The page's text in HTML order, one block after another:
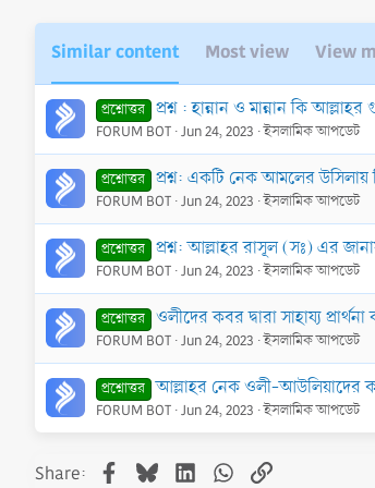
Similar content Most view View
প্রশ্নোত্তর প্রশ্ন : হান্নান ও মান্নান কি
FORUM BOT Jun 24, 2023 ইসলামিক আপডেট
প্রশ্নোত্তর প্রশ্ন: একটি নেক আমলের উসিলায়
FORUM BOT Jun 24, 2023 ইসলামিক আপডেট
প্রশ্নোত্তর প্রশ্ন: আল্লাহর রাসূল (সঃ) এর
FORUM BOT Jun 24, 2023 ইসলামিক আপডেট
প্রশ্নোত্তর ওলীদের কবর দ্বারা সাহায্য
FORUM BOT Jun 24, 2023 ইসলামিক আপডেট
প্রশ্নোত্তর আল্লাহর নেক ওলী-আউলিয়াদের
FORUM BOT Jun 24, 2023 ইসলামিক আপডেট
Share: Facebook
BlueskyLinkedInWhatsApp
Link